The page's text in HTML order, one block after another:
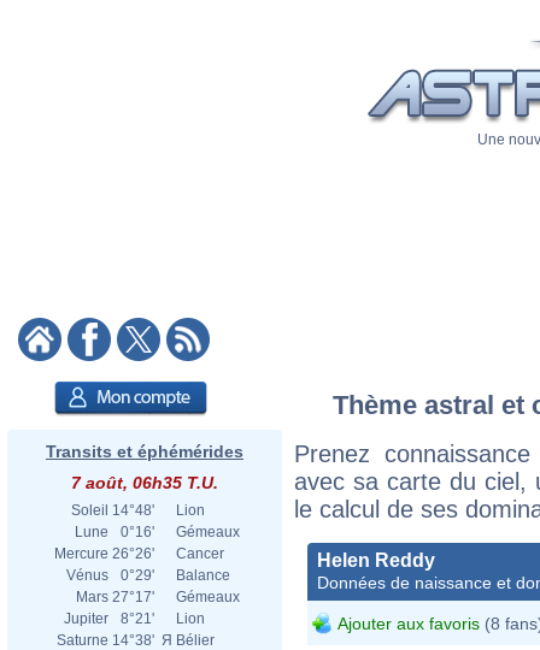
Une
Transits et éphémérides
7 août, 06h35 T.U.
Soleil 14°48'
Lion
Lune
0°16'
Gémeaux
Mercure 26°26'
Cancer
Vénus
0°29'
Balance
Mars 27°17'
Gémeaux
Jupiter
8°21'
Lion
Saturne 14°38' Я Bélier
Thème astral et
Prenez
avec sa carte du ciel,
le calcul de ses
Helen Reddy
Données de naissance et
Ajouter aux favoris (8